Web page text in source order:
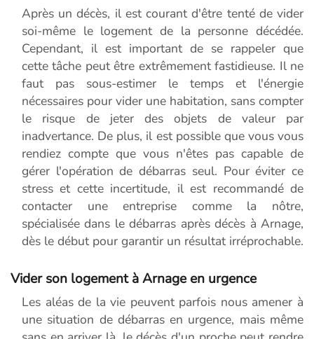
Après un décès, il est courant d'être tenté de vider
soi-même le logement de la personne décédée.
Cependant, il est important de se rappeler que
cette tâche peut être extrêmement fastidieuse. Il ne
faut pas sous-estimer le temps et l'énergie
nécessaires pour vider une habitation, sans compter
le risque de jeter des objets de valeur par
inadvertance. De plus, il est possible que vous vous
rendiez compte que vous n'êtes pas capable de
gérer l'opération de débarras seul. Pour éviter ce
stress et cette incertitude, il est recommandé de
contacter une entreprise comme la nôtre,
spécialisée dans le débarras après décès à Arnage,
dès le début pour garantir un résultat irréprochable.
Vider son logement à Arnage en urgence
Les aléas de la vie peuvent parfois nous amener à
une situation de débarras en urgence, mais même